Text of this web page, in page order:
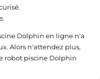
Dolphin en ligne n'a
Alors n'attendez plus,
robot piscine Dolphin